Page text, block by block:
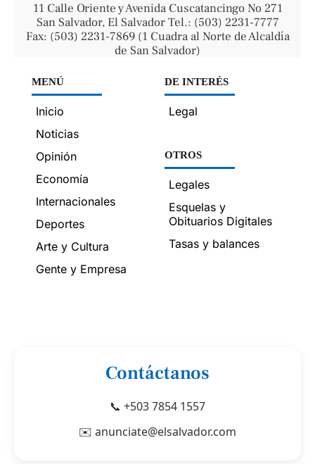
11 Calle Oriente y Avenida Cuscatancingo No 271
San Salvador, El Salvador Tel.: (503) 2231-7777
Fax: (503) 2231-7869 (1 Cuadra al Norte de Alcaldía
de San Salvador)
MENÚ
Inicio
Noticias
Opinión
Economía
Internacionales
Deportes
Arte y Cultura
Gente y Empresa
DE INTERÉS
Legal
OTROS
Legales
Esquelas y
Obituarios Digitales
Tasas y balances
Contáctanos
📞 +503 7854 1557
✉️ anunciate@elsalvador.com